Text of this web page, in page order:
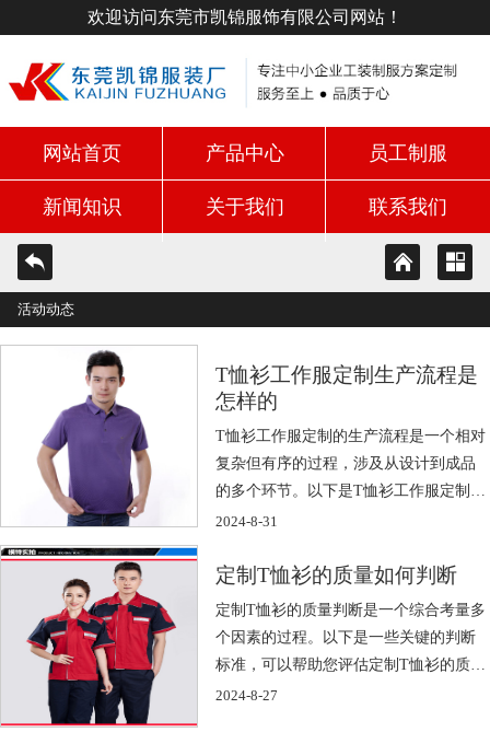
欢迎访问东莞市凯锦服饰有限公司网站！
网站首页 产品中心 员工制服
新闻知识 关于我们 联系我们
活动动态
T恤衫工作服定制生产流程是
怎样的
T恤衫工作服定制的生产流程是一个相对
复杂但有序的过程，涉及从设计到成品
的多个环节。以下是T恤衫工作服定制的
一般 […]
2024-8-31
定制T恤衫的质量如何判断
定制T恤衫的质量判断是一个综合考量多
个因素的过程。以下是一些关键的判断
标准，可以帮助您评估定制T恤衫的质
量： […]
2024-8-27